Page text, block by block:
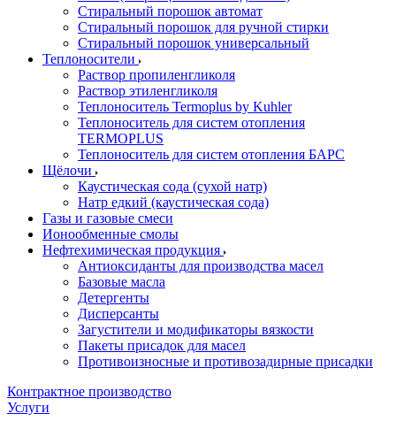
Стиральный порошок автомат
Стиральный порошок для ручной стирки
Стиральный порошок универсальный
Теплоносители
Раствор пропиленгликоля
Раствор этиленгликоля
Теплоноситель Termoplus by Kuhler
Теплоноситель для систем отопления
TERMOPLUS
Теплоноситель для систем отопления БАРС
Щёлочи
Каустическая сода (сухой натр)
Натр едкий (каустическая сода)
Газы и газовые смеси
Ионообменные смолы
Нефтехимическая продукция
Антиоксиданты для производства масел
Базовые масла
Детергенты
Дисперсанты
Загустители и модификаторы вязкости
Пакеты присадок для масел
Противоизносные и противозадирные присадки
Контрактное производство
Услуги